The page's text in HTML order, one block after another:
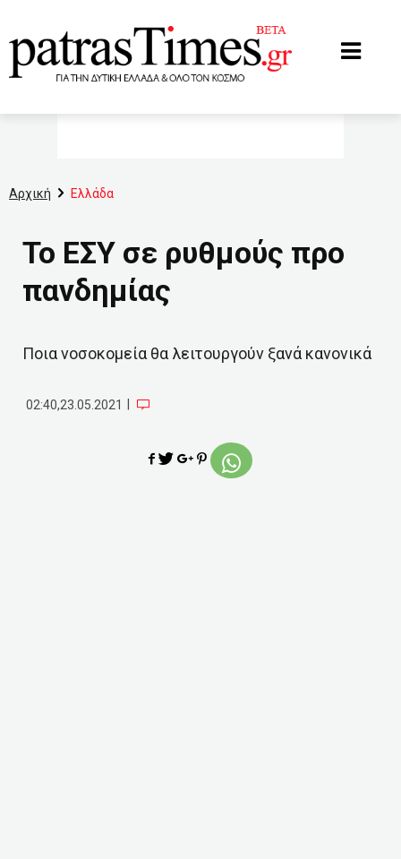
Αρχική Ελλάδα
Το ΕΣΥ σε ρυθμούς προ
πανδημίας
Ποια νοσοκομεία θα λειτουργούν ξανά κανονικά
02:40,23.05.2021